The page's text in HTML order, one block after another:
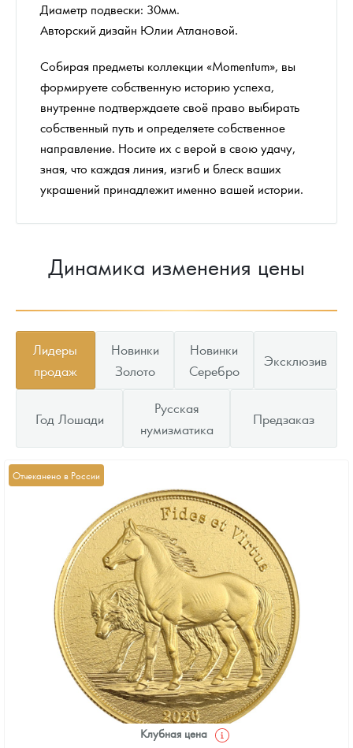
Диаметр подвески: 30мм.
Авторский дизайн Юлии Атлановой.
Собирая предметы коллекции «Momentum», вы
формируете собственную историю успеха,
внутренне подтверждаете своё право выбирать
собственный путь и определяете собственное
направление. Носите их с верой в свою удачу,
зная, что каждая линия, изгиб и блеск ваших
украшений принадлежит именно вашей истории.
Динамика изменения цены
Лидеры
продаж
Новинки
Золото
Новинки
Серебро
Эксклюзив
Год Лошади
Русская
нумизматика
Предзаказ
Отчеканено в России
Клубная цена